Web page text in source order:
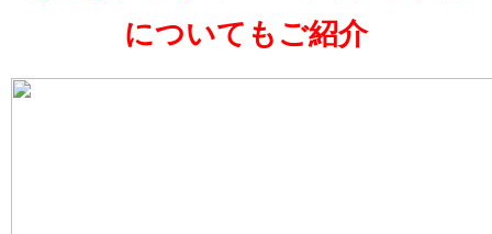
についてもご紹介